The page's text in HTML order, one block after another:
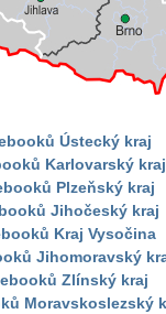
Ústecký kraj
Karlovarský kraj
Plzeňský kraj
Jihočeský kraj
Kraj Vysočina
Jihomoravský
Zlínský kraj
Moravskoslezský